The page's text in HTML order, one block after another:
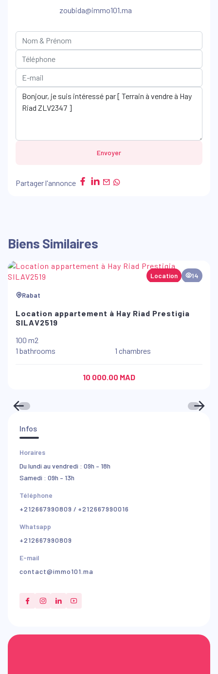
zoubida@immo101.ma
Envoyer
Partager l'annonce
Biens Similaires
Location 14
Rabat
Location appartement à Hay Riad Prestigia
SILAV2519
100 m2
1 bathrooms
1 chambres
10 000.00 MAD
Infos
Horaires
Du lundi au vendredi : 09h – 18h
Samedi : 09h – 13h
Téléphone
+212667990809 / +212667990016
Whatsapp
+212667990809
E-mail
contact@immo101.ma